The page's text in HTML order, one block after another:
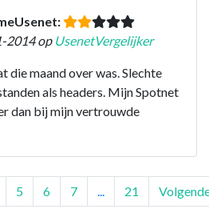
2014 op UsenetVergelijker
die maand over was. Slechte
als headers. Mijn Spotnet
dan bij mijn vertrouwde
5 6 7 21